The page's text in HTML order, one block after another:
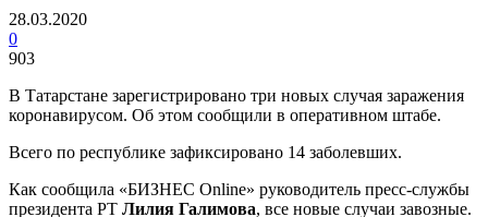
28.03.2020
0
903
В Татарстане зарегистрировано три новых случая заражения
коронавирусом. Об этом сообщили в оперативном штабе.
Всего по республике зафиксировано 14 заболевших.
Как сообщила «БИЗНЕС Online» руководитель пресс-службы
президента РТ Лилия Галимова, все новые случаи завозные.